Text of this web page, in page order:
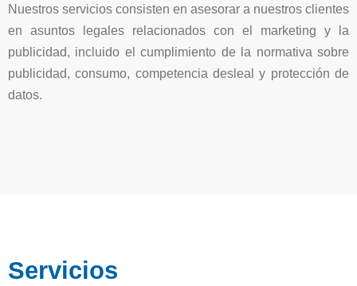
Nuestros servicios consisten en asesorar a nuestros clientes
en asuntos legales relacionados con el marketing y la
publicidad, incluido el cumplimiento de la normativa sobre
publicidad, consumo, competencia desleal y protección de
datos.
Servicios